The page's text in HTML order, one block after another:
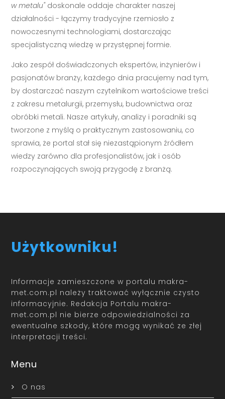
w metalu"doskonale oddaje charakter naszej
działalności - łączymy tradycyjne rzemiosło z
nowoczesnymi technologiami, dostarczając
specjalistyczną wiedzę w przystępnej formie.
Jako zespół doświadczonych ekspertów, inżynierów i
pasjonatów branży, każdego dnia pracujemy nad tym,
by dostarczać naszym czytelnikom wartościowe treści
z zakresu metalurgii, przemysłu, budownictwa oraz
obróbki metali. Nasze artykuły, analizy i poradniki są
tworzone z myślą o praktycznym zastosowaniu, co
sprawia, że portal stał się niezastąpionym źródłem
wiedzy zarówno dla profesjonalistów, jak i osób
rozpoczynających swoją przygodę z branżą.
Użytkowniku!
Informacje zamieszczone w portalu makra-
met.com.pl należy traktować wyłącznie czysto
informacyjnie. Redakcja Portalu makra-
met.com.pl nie bierze odpowiedzialności za
ewentualne szkody, które mogą wynikać ze złej
interpretacji treści.
Menu
O nas